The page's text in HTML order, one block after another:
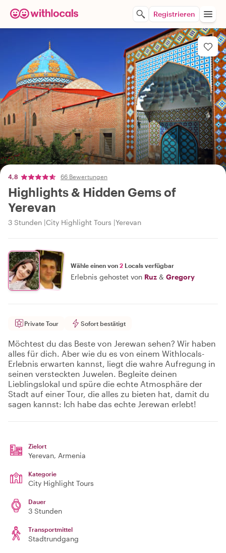
Registrieren
4,8 66 Bewertungen
Highlights & Hidden Gems of
Yerevan
3 Stunden City Highlight Tours Yerevan
Wähle einen von 2 Locals verfügbar
Erlebnis gehostet von Ruz & Gregory
Private Tour Sofort bestätigt
Möchtest du das Beste von Jerewan sehen? Wir haben
alles für dich. Aber wie du es von einem Withlocals-
Erlebnis erwarten kannst, liegt die wahre Aufregung in
seinen versteckten Juwelen. Begleite deinen
Lieblingslokal und spüre die echte Atmosphäre der
Stadt auf einer Tour, die alles zu bieten hat, damit du
sagen kannst: Ich habe das echte Jerewan erlebt!
Zielort
Yerevan, Armenia
Kategorie
City Highlight Tours
Dauer
3 Stunden
Transportmittel
Stadtrundgang